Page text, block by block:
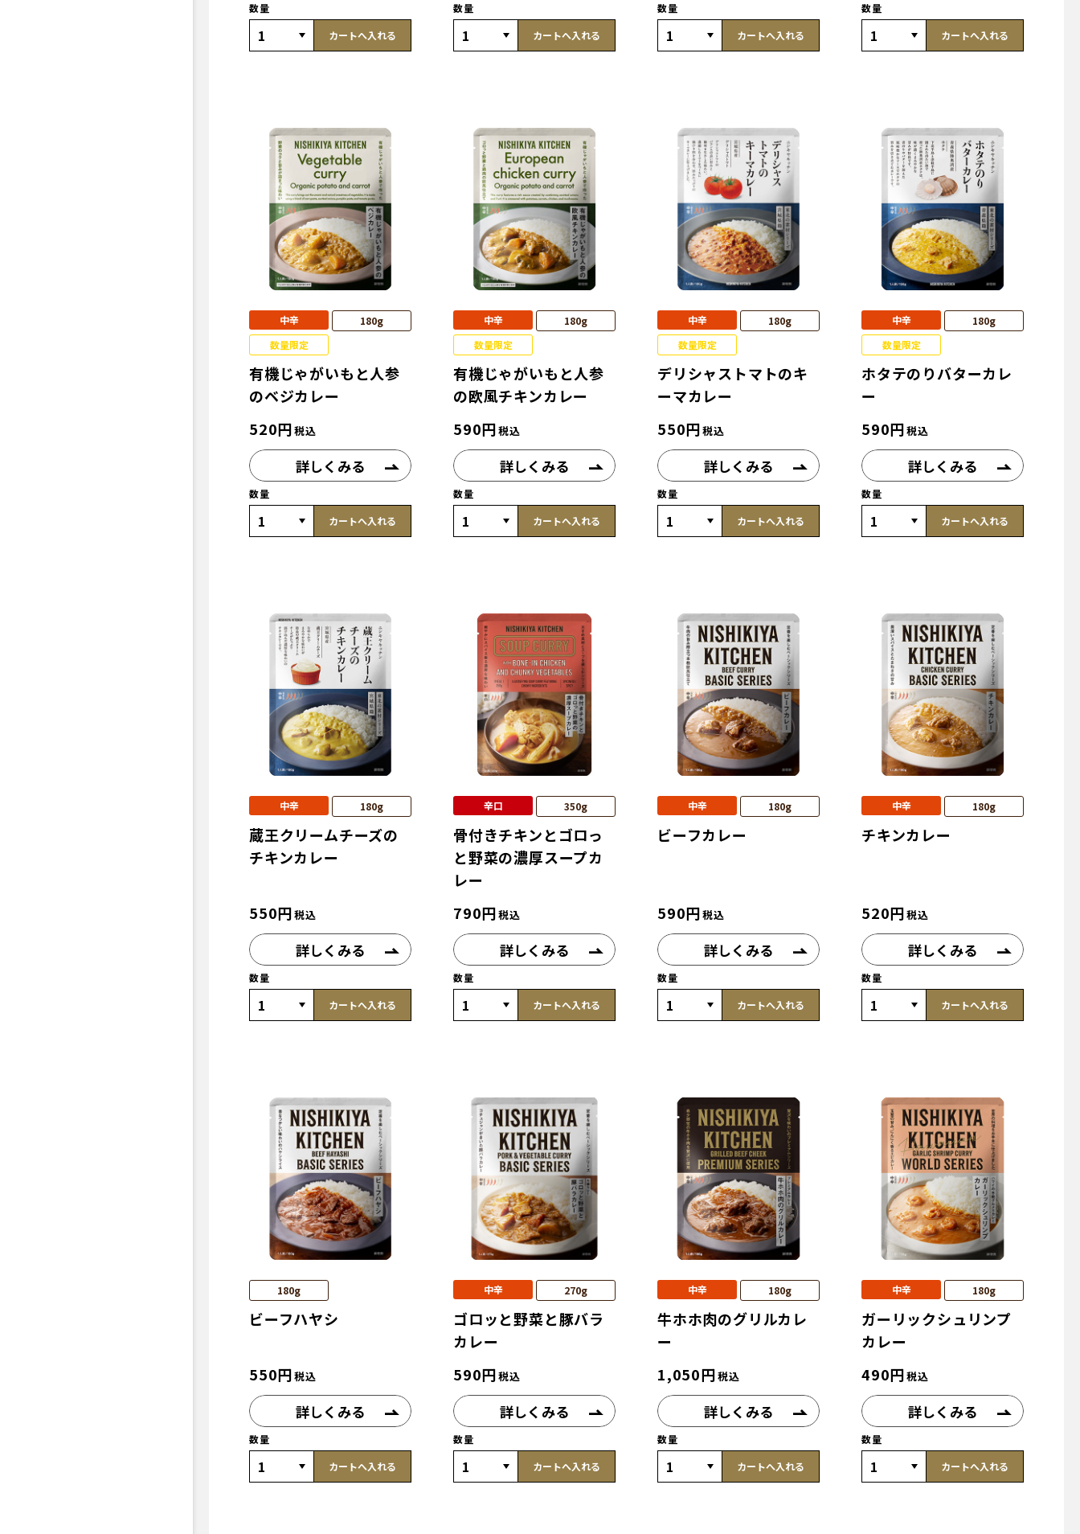
数量
カートへ入れる
数量
カートへ入れる
数量
カートへ入れる
数量
カートへ入れる
中辛
180g
数量限定
有機じゃがいもと人参
のベジカレー
520円税込
詳しくみる
数量
カートへ入れる
中辛
180g
数量限定
有機じゃがいもと人参
の欧風チキンカレー
590円税込
詳しくみる
数量
カートへ入れる
中辛
180g
数量限定
デリシャストマトのキ
ーマカレー
550円税込
詳しくみる
数量
カートへ入れる
中辛
180g
数量限定
ホタテのりバターカレ
ー
590円税込
詳しくみる
数量
カートへ入れる
中辛 180g
蔵王クリームチーズの
チキンカレー
550円税込
詳しくみる
数量
カートへ入れる
辛口 350g
骨付きチキンとゴロっ
と野菜の濃厚スープカ
レー
790円税込
詳しくみる
数量
カートへ入れる
中辛 180g
ビーフカレー
590円税込
詳しくみる
数量
カートへ入れる
中辛 180g
チキンカレー
520円税込
詳しくみる
数量
カートへ入れる
180g
ビーフハヤシ
550円税込
詳しくみる
数量
カートへ入れる
中辛 270g
ゴロッと野菜と豚バラ
カレー
590円税込
詳しくみる
数量
カートへ入れる
中辛 180g
牛ホホ肉のグリルカレ
ー
1,050円税込
詳しくみる
数量
カートへ入れる
中辛 180g
ガーリックシュリンプ
カレー
490円税込
詳しくみる
数量
カートへ入れる